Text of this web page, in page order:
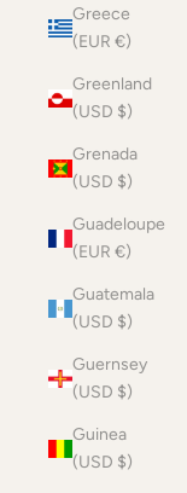
Greece
(EUR €)
Greenland
(USD $)
Grenada
(USD $)
Guadeloupe
(EUR €)
Guatemala
(USD $)
Guernsey
(USD $)
Guinea
(USD $)